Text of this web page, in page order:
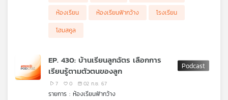
ห้องเรียน
ห้องเรียนฟ้ากว้าง
โรงเรียน
โฮมสคูล
EP. 430: บ้านเรียนลูกฉัตร เลือกการ
เรียนรู้ตามตัวตนของลูก
7 0 02 ก.ย. 67
รายการ : ห้องเรียนฟ้ากว้าง